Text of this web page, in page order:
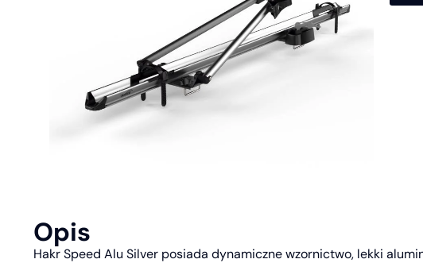
Opis
Hakr Speed Alu Silver posiada dynamiczne wzornictwo, lekki